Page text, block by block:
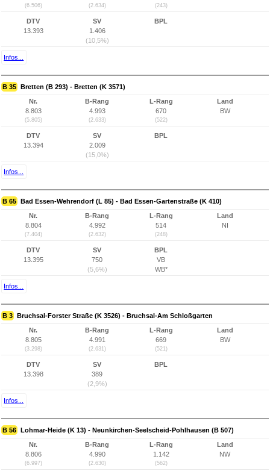
(6.506) (2.634) (243)
DTV
13.393
SV
1.406
(10,5%)
BPL
Infos...
B 35 Bretten (B 293) - Bretten (K 3571)
Nr.
8.803
(5.805)
B-Rang
4.993
(2.633)
L-Rang
670
(522)
Land
BW
DTV
13.394
SV
2.009
(15,0%)
BPL
Infos...
B 65 Bad Essen-Wehrendorf (L 85) - Bad Essen-Gartenstraße (K 410)
Nr.
8.804
(7.404)
B-Rang
4.992
(2.632)
L-Rang
514
(248)
Land
NI
DTV
13.395
SV
750
(5,6%)
BPL
VB
WB*
Infos...
B 3 Bruchsal-Forster Straße (K 3526) - Bruchsal-Am Schloßgarten
Nr.
8.805
(3.298)
B-Rang
4.991
(2.631)
L-Rang
669
(521)
Land
BW
DTV
13.398
SV
389
(2,9%)
BPL
Infos...
B 56 Lohmar-Heide (K 13) - Neunkirchen-Seelscheid-Pohlhausen (B 507)
Nr.
8.806
(6.997)
B-Rang
4.990
(2.630)
L-Rang
1.142
(562)
Land
NW